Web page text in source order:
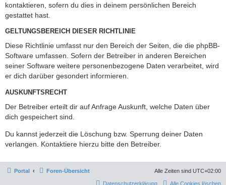
kontaktieren, sofern du dies in deinem persönlichen Bereich
gestattet hast.
GELTUNGSBEREICH DIESER RICHTLINIE
Diese Richtlinie umfasst nur den Bereich der Seiten, die die phpBB-
Software umfassen. Sofern der Betreiber in anderen Bereichen
seiner Software weitere personenbezogene Daten verarbeitet, wird
er dich darüber gesondert informieren.
AUSKUNFTSRECHT
Der Betreiber erteilt dir auf Anfrage Auskunft, welche Daten über
dich gespeichert sind.
Du kannst jederzeit die Löschung bzw. Sperrung deiner Daten
verlangen. Kontaktiere hierzu bitte den Betreiber.
Portal Foren-Übersicht Alle Zeiten sind UTC+02:00
Alle Cookies löschen
Datenschutzerklärung